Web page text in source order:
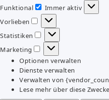
Funktional
Funktional
Immer aktiv
Vorlieben
Vorlieben
Statistiken
Statistiken
Marketing
Marketing
Optionen verwalten
Dienste verwalten
Verwalten von
Lese mehr über diese Zwecke